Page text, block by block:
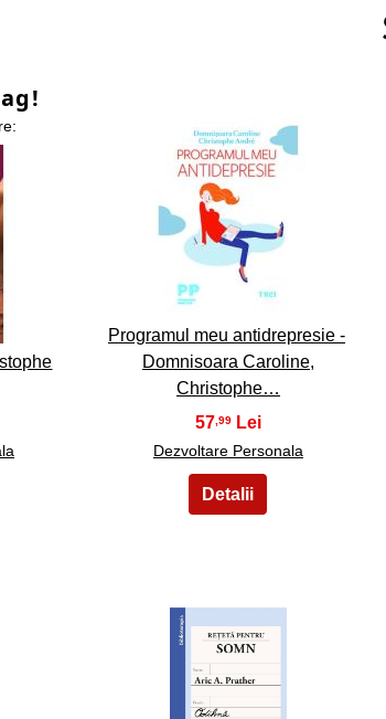
2
Programul meu antidrepresie -
Domnisoara Caroline,
Christophe…
57,99
Dezvoltare Personala
7